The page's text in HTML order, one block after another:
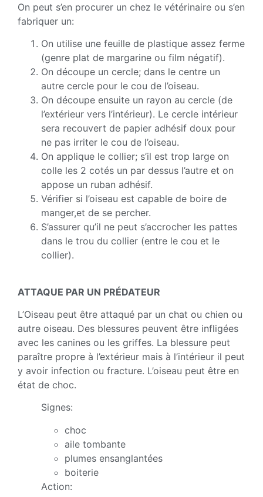
On peut s’en procurer un chez le vétérinaire ou s’en
fabriquer un:
On utilise une feuille de plastique assez ferme
(genre plat de margarine ou film négatif).
On découpe un cercle; dans le centre un
autre cercle pour le cou de l’oiseau.
On découpe ensuite un rayon au cercle (de
l’extérieur vers l’intérieur). Le cercle intérieur
sera recouvert de papier adhésif doux pour
ne pas irriter le cou de l’oiseau.
On applique le collier; s’il est trop large on
colle les 2 cotés un par dessus l’autre et on
appose un ruban adhésif.
Vérifier si l’oiseau est capable de boire de
manger,et de se percher.
S’assurer qu’il ne peut s’accrocher les pattes
dans le trou du collier (entre le cou et le
collier).
ATTAQUE PAR UN PRÉDATEUR
L’Oiseau peut être attaqué par un chat ou chien ou
autre oiseau. Des blessures peuvent être infligées
avec les canines ou les griffes. La blessure peut
paraître propre à l’extérieur mais à l’intérieur il peut
y avoir infection ou fracture. L’oiseau peut être en
état de choc.
Signes:
choc
aile tombante
plumes ensanglantées
boiterie
Action: